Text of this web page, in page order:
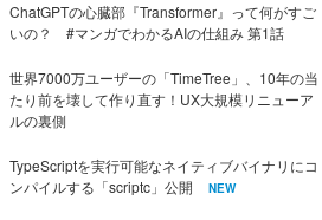
ChatGPTの心臓部『Transformer』って何がすご
いの？ #マンガでわかるAIの仕組み 第1話
世界7000万ユーザーの「TimeTree」、10年の当
たり前を壊して作り直す！UX大規模リニューア
ルの裏側
TypeScriptを実行可能なネイティブバイナリにコ
ンパイルする「scriptc」公開
NEW